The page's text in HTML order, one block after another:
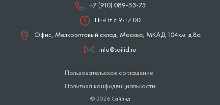
+7 (910) 089-53-75
Пн-Пт с 9-17.00
Офис, Мелкооптовый склад, Москва, МКАД 104км. д.8а
info@sailid.ru
© 2026 Сайлид
Пользовательское соглашение
Политика конфиденциальности